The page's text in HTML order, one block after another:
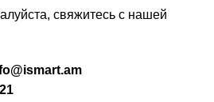
свяжитесь с нашей